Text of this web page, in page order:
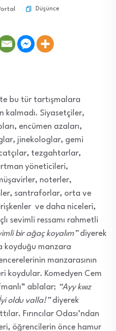
Düşünce
bu tür tartışmalara
kalmadı. Siyasetçiler,
encümen azaları,
jinekologlar, gemi
tezgahtarlar,
yöneticileri,
noterler,
santraforlar, orta ve
ve daha niceleri,
sevimli ressamı rahmetli
bir ağaç koyalım”diyerek
koyduğu manzara
manzarasının
koydular. Komedyen Cem
ablalar; “Ayy kıııız
oldu valla!”diyerek
Fırıncılar Odası’ndan
öğrencilerin önce hamur